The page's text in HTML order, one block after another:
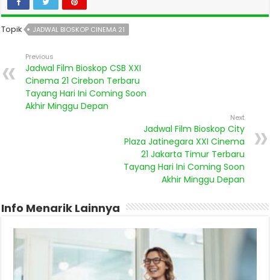
Topik JADWAL BIOSKOP CINEMA 21
Previous
Jadwal Film Bioskop CSB XXI
Cinema 21 Cirebon Terbaru
Tayang Hari Ini Coming Soon
Akhir Minggu Depan
Next
Jadwal Film Bioskop City
Plaza Jatinegara XXI Cinema
21 Jakarta Timur Terbaru
Tayang Hari Ini Coming Soon
Akhir Minggu Depan
Info Menarik Lainnya